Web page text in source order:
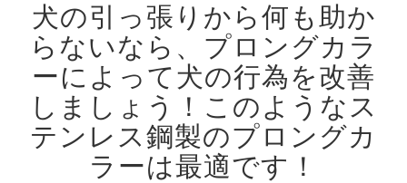
犬の引っ張りから何も助か
らないなら、プロングカラ
ーによって犬の行為を改善
しましょう！ このようなス
テンレス鋼製のプロングカ
ラーは最適です！